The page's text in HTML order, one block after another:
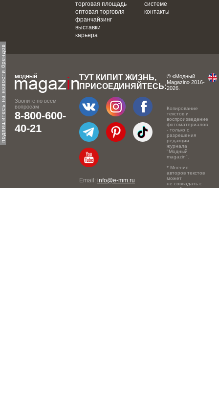
подпишитесь на новости брендов
торговая площадь
оптовая торговля
франчайзинг
выставки
карьера
системе
контакты
Звоните по всем
вопросам
8-800-600-
40-21
ТУТ КИПИТ ЖИЗНЬ,
ПРИСОЕДИНЯЙТЕСЬ:
Email: info@e-mm.ru
© «Модный
Magazin» 2016-
2026.
Копирование
текстов и
воспроизведение
фотоматериалов
- только с
разрешения
редакции
журнала
"Модный
magazin".
* Мнение
авторов текстов
может
не совпадать с
точкой зрения